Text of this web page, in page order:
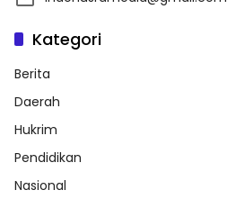
Kategori
Berita
Daerah
Hukrim
Pendidikan
Nasional